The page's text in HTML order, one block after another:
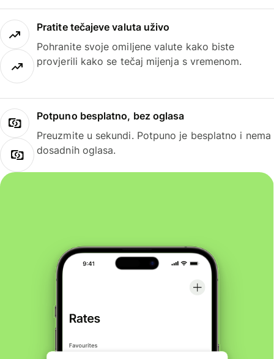
Pratite tečajeve valuta uživo
Pohranite svoje omiljene valute kako biste
provjerili kako se tečaj mijenja s vremenom.
Potpuno besplatno, bez oglasa
Preuzmite u sekundi. Potpuno je besplatno i nema
dosadnih oglasa.